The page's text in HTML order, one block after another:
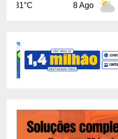
8 Ago 31°C